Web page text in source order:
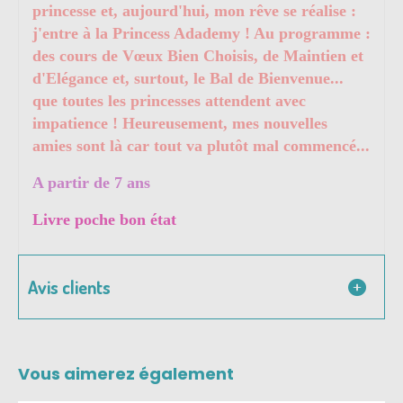
princesse et, aujourd'hui, mon rêve se réalise :
j'entre à la Princess Adademy ! Au programme :
des cours de Vœux Bien Choisis, de Maintien et
d'Elégance et, surtout, le Bal de Bienvenue...
que toutes les princesses attendent avec
impatience ! Heureusement, mes nouvelles
amies sont là car tout va plutôt mal commencé...
A partir de 7 ans
Livre poche bon état
Avis clients
Vous aimerez également